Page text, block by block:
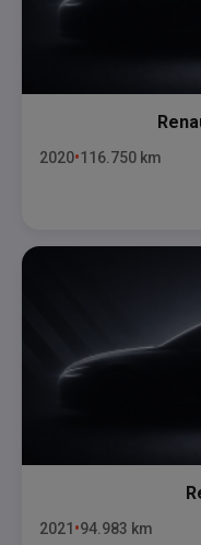
2020 116.750 km
2021 94.983 km